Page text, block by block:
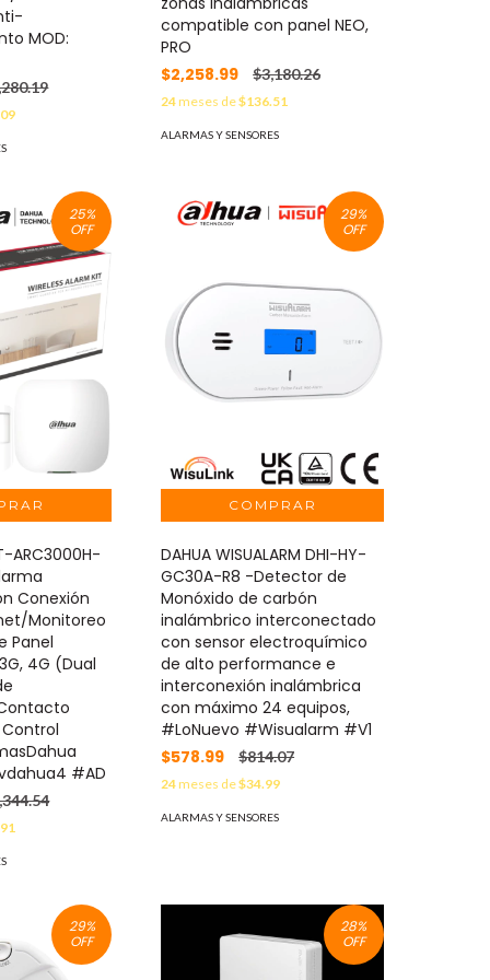
MOD:
compatible con panel NEO,
PRO
$2,258.99
$3,180.26
24meses de$136.51
ALARMAS Y SENSORES
25%
OFF
ARC3000H-
Conexión
Monitoreo
Panel
4G (Dual
#AD
29%
OFF
DAHUA WISUALARM DHI-HY-
GC30A-R8 -Detector de
Monóxido de carbón
inalámbrico interconectado
con sensor electroquímico
de alto performance e
interconexión inalámbrica
con máximo 24 equipos,
#LoNuevo #Wisualarm #V1
$578.99
$814.07
24meses de$34.99
ALARMAS Y SENSORES
29%
OFF
28%
OFF